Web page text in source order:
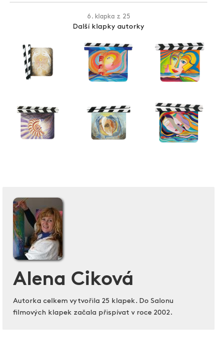
6. klapka z 25
Další klapky autorky
Alena Ciková
Autorka celkem vytvořila 25 klapek. Do Salonu
filmových klapek začala přispívat v roce 2002.